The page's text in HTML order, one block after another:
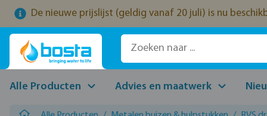
de hoofdinhoud
Ga naar de zoekopdracht
Ga naar de hoofdnavigatie
De nieuwe prijslijst (geldig vanaf 20 juli) is nu
Alle Producten Advies en maatwerk